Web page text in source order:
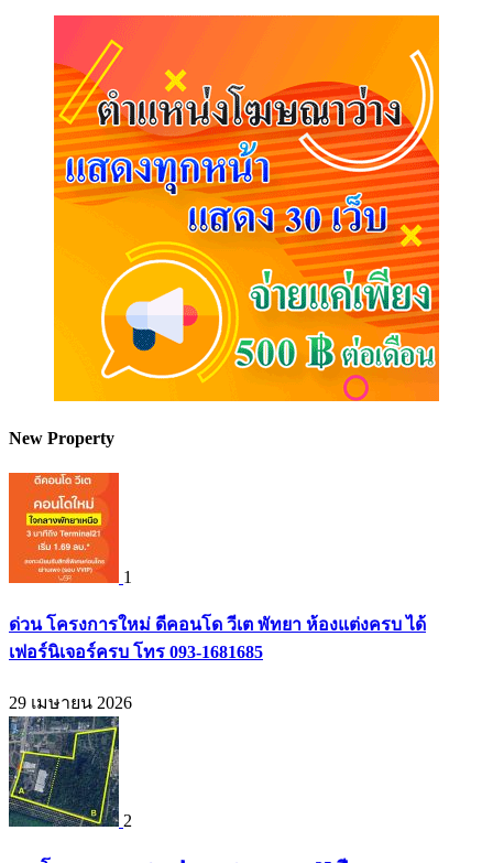
New Property
1
ด่วน โครงการใหม่ ดีคอนโด วีเต พัทยา ห้องแต่งครบ ได้
เฟอร์นิเจอร์ครบ โทร 093-1681685
29 เมษายน 2026
2